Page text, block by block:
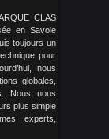
CLAS
en Savoie
toujours un
pour
nous
globales,
Nous nous
plus simple
experts,